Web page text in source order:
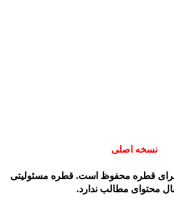
نسخه اصلی
قطره محفوظ است. قطره مسئولیتی
محتوای مطالب ندارد.